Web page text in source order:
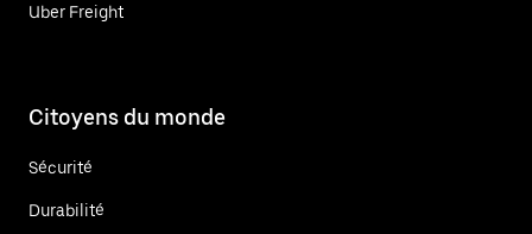
Uber Freight
Citoyens du monde
Sécurité
Durabilité